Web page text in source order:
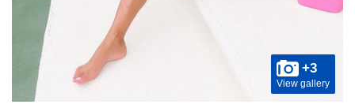
+3
View gallery